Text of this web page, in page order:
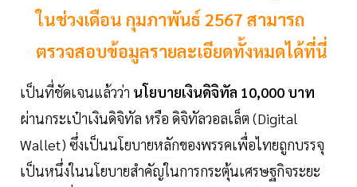
ในช่วงเดือน กุมภาพันธ์ 2567 สามารถ
ตรวจสอบข้อมูลรายละเอียดทั้งหมดได้ที่นี่
เป็นที่ชัดเจนแล้วว่า นโยบายเงินดิจิทัล 10,000 บาท
ผ่านกระเป๋าเงินดิจิทัล หรือ ดิจิทัลวอลเล็ต (Digital
Wallet) ซึ่งเป็นนโยบายหลักของพรรคเพื่อไทยถูกบรรจุ
เป็นหนึ่งในนโยบายสำคัญในการกระตุ้นเศรษฐกิจระยะ